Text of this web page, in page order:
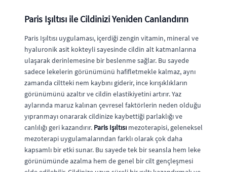
Paris Işıltısı ile Cildinizi Yeniden Canlandırın
Paris Işıltısı uygulaması, içerdiği zengin vitamin, mineral ve
hyaluronik asit kokteyli sayesinde cildin alt katmanlarına
ulaşarak derinlemesine bir beslenme sağlar. Bu sayede
sadece lekelerin görünümünü hafifletmekle kalmaz, aynı
zamanda ciltteki nem kaybını giderir, ince kırışıklıkların
görünümünü azaltır ve cildin elastikiyetini artırır. Yaz
aylarında maruz kalınan çevresel faktörlerin neden olduğu
yıpranmayı onararak cildinize kaybettiği parlaklığı ve
canlılığı geri kazandırır. Paris Işıltısı mezoterapisi, geleneksel
mezoterapi uygulamalarından farklı olarak çok daha
kapsamlı bir etki sunar. Bu sayede tek bir seansla hem leke
görünümünde azalma hem de genel bir cilt gençleşmesi